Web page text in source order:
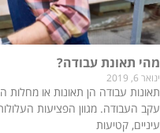
מהי תאונת עבודה?
ינואר 6, 2019
תאונות עבודה הן תאונות או מחלות
עקב העבודה. מגוון הפציעות
עיניים, קטיעות